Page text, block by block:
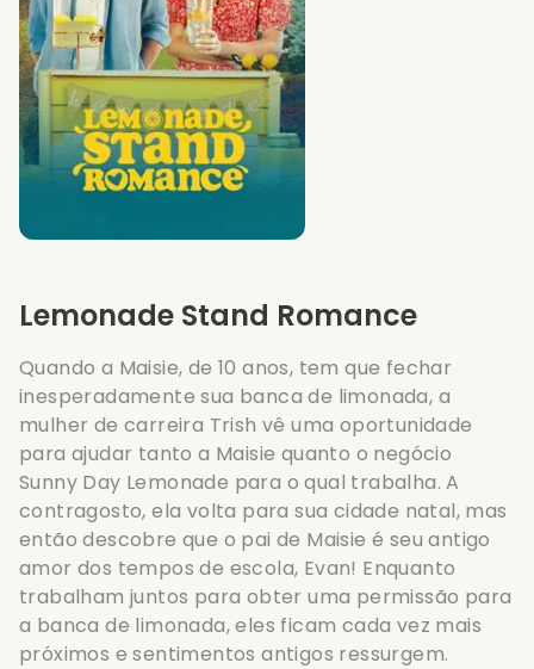
Lemonade Stand Romance
Quando a Maisie, de 10 anos, tem que fechar
inesperadamente sua banca de limonada, a
mulher de carreira Trish vê uma oportunidade
para ajudar tanto a Maisie quanto o negócio
Sunny Day Lemonade para o qual trabalha. A
contragosto, ela volta para sua cidade natal, mas
então descobre que o pai de Maisie é seu antigo
amor dos tempos de escola, Evan! Enquanto
trabalham juntos para obter uma permissão para
a banca de limonada, eles ficam cada vez mais
próximos e sentimentos antigos ressurgem.